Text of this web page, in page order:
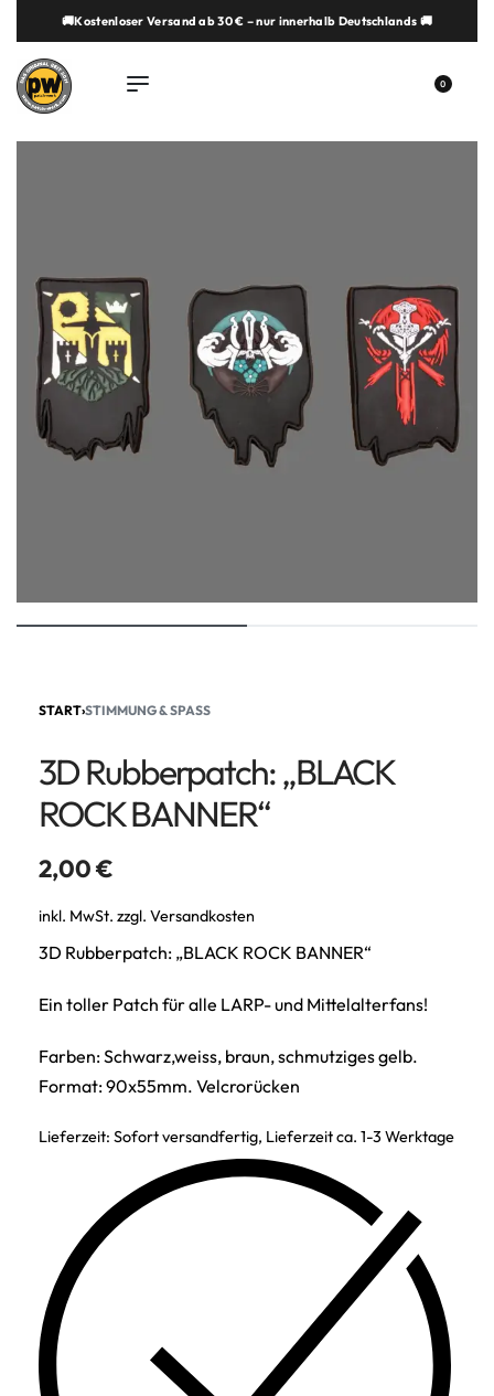
springen🚚Kostenloser Versand ab 30 € – nur innerhalb Deutschlands 🚚
0
START›STIMMUNG & SPASS
3D Rubberpatch: „BLACK
ROCK BANNER“
2,00€
inkl. MwSt. zzgl. Versandkosten
3D Rubberpatch: „BLACK ROCK BANNER“
Ein toller Patch für alle LARP- und Mittelalterfans!
Farben: Schwarz,weiss, braun, schmutziges gelb.
Format: 90x55mm. Velcrorücken
Lieferzeit: Sofort versandfertig, Lieferzeit ca. 1-3 Werktage